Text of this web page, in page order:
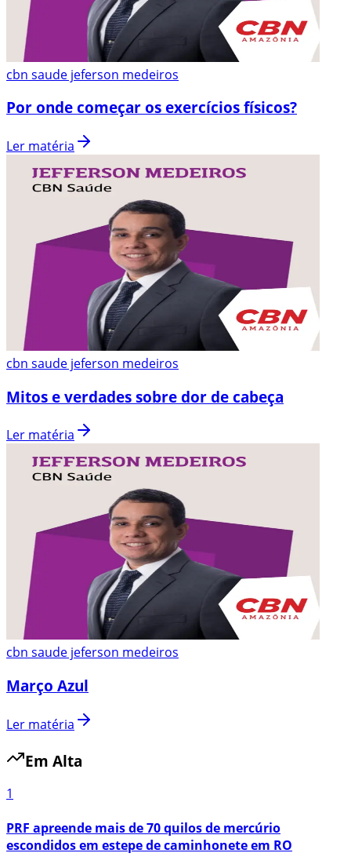
cbn saude jeferson medeiros
Por onde começar os exercícios físicos?
Ler matéria
cbn saude jeferson medeiros
Mitos e verdades sobre dor de cabeça
Ler matéria
cbn saude jeferson medeiros
Março Azul
Ler matéria
Em Alta
1
PRF apreende mais de 70 quilos de mercúrio
escondidos em estepe de caminhonete em RO